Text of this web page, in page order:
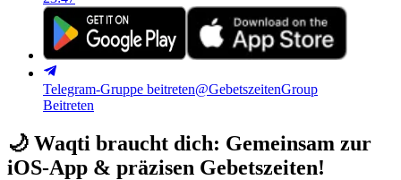
Telegram-Gruppe beitreten@GebetszeitenGroup
Beitreten
🌙 Waqti braucht dich: Gemeinsam zur
iOS-App & präzisen Gebetszeiten!